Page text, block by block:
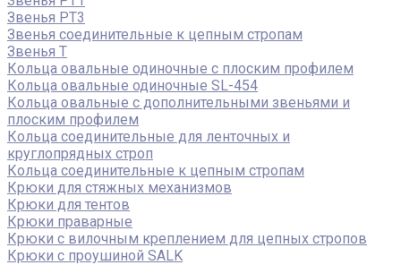
Звенья РТ3
Звенья соединительные к цепным стропам
Звенья Т
Кольца овальные одиночные c плоским профилем
Кольца овальные одиночные SL-454
Кольца овальные с дополнительными звеньями и
плоским профилем
Кольца соединительные для ленточных и
круглопрядных строп
Кольца соединительные к цепным стропам
Крюки для стяжных механизмов
Крюки для тентов
Крюки праварные
Крюки с вилочным креплением для цепных стропов
Крюки с проушиной SALK